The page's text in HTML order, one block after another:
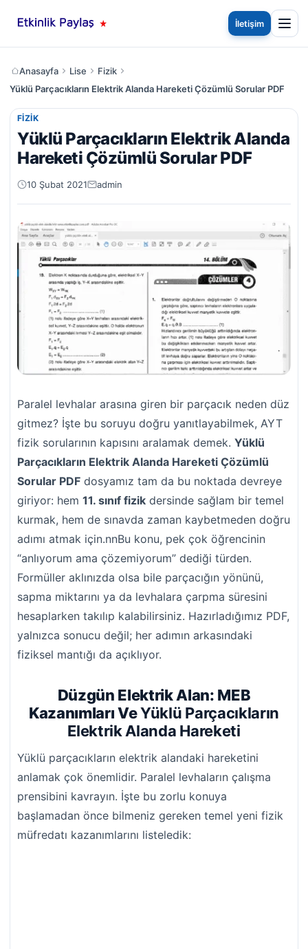
İletişim
Anasayfa Lise
Fizik
Yüklü Parçacıkların Elektrik Alanda Hareketi Çözümlü Sorular PDF
FIZIK
Yüklü Parçacıkların Elektrik Alanda
Hareketi Çözümlü Sorular PDF
10 Şubat 2021 admin
Paralel levhalar arasına giren bir parçacık neden düz
gitmez? İşte bu soruyu doğru yanıtlayabilmek, AYT
fizik sorularının kapısını aralamak demek. Yüklü
Parçacıkların Elektrik Alanda Hareketi Çözümlü
Sorular PDF dosyamız tam da bu noktada devreye
giriyor: hem 11. sınıf fizik dersinde sağlam bir temel
kurmak, hem de sınavda zaman kaybetmeden doğru
adımı atmak için.nnBu konu, pek çok öğrencinin
“anlıyorum ama çözemiyorum” dediği türden.
Formüller aklınızda olsa bile parçacığın yönünü,
sapma miktarını ya da levhalara çarpma süresini
hesaplarken takılıp kalabilirsiniz. Hazırladığımız PDF,
yalnızca sonucu değil; her adımın arkasındaki
fiziksel mantığı da açıklıyor.
Düzgün Elektrik Alan: MEB
Kazanımları VeYüklü Parçacıkların
Elektrik Alanda Hareketi
Yüklü parçacıkların elektrik alandaki hareketini
anlamak çok önemlidir. Paralel levhaların çalışma
prensibini kavrayın. İşte bu zorlu konuya
başlamadan önce bilmeniz gereken temel yeni fizik
müfredatı kazanımlarını listeledik: